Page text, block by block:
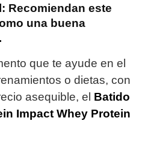
Recomiendan este
una buena
que te ayude en el
o dietas, con
asequible, el Batido
Impact Whey Protein